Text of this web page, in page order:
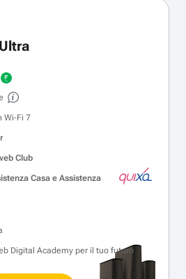
Wi‑Fi 7
Club
Casa e Assistenza
Digital Academy per il tuo futuro